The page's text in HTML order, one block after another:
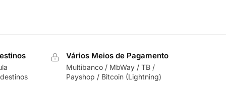
Vários Meios de Pagamento
Multibanco / MbWay / TB /
Payshop / Bitcoin (Lightning)